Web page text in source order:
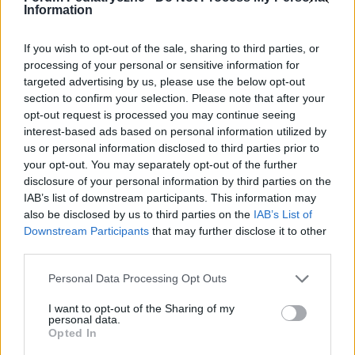
Information
If you wish to opt-out of the sale, sharing to third parties, or
processing of your personal or sensitive information for
targeted advertising by us, please use the below opt-out
section to confirm your selection. Please note that after your
opt-out request is processed you may continue seeing
interest-based ads based on personal information utilized by
us or personal information disclosed to third parties prior to
your opt-out. You may separately opt-out of the further
disclosure of your personal information by third parties on the
IAB’s list of downstream participants. This information may
also be disclosed by us to third parties on the IAB’s List of
Downstream Participants that may further disclose it to other
Personal Data Processing Opt Outs
I want to opt-out of the Sharing of my
personal data.
Opted In
odpowiedzialności za efekty ich zastosowania. Przed
bezwzględnie skonsultować się z lekarzem.
POWIĄZANE DYSKUSJE NA FORUM Z
KATEGORIIPROFILAKTYKA
gość
Forum:Pediatria - grupa dla rodziny i pacjenta
PSYCHOLOG DZIECIĘCY - SZCZECIN
Witam wszystkich Poszukuję dobrego psychologa
dziecięcego w Szczecinie. Jak ktoś zna, to bardzo
proszę o jakąś wiadomość. Dziękuję